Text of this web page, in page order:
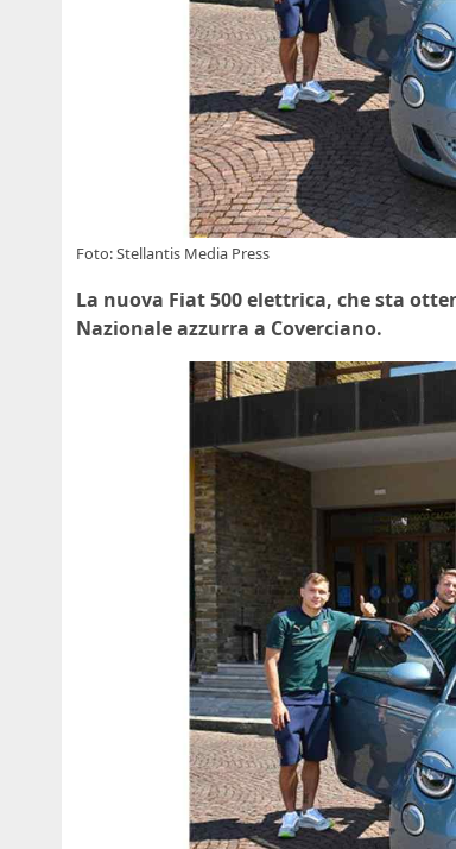
Foto: Stellantis Media Press
La nuova Fiat 500 elettrica, che sta
Nazionale azzurra a Coverciano.